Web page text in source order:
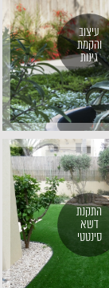
עיצוב
והקמת
גינות
התקנת
דשא
סינטטי